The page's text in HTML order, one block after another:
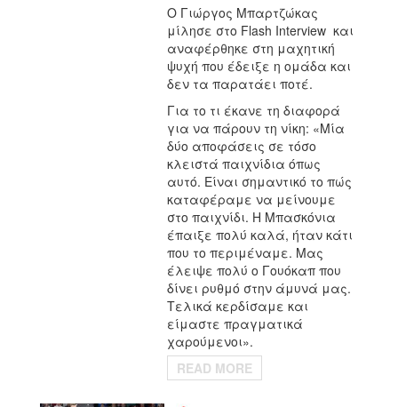
O Γιώργος Μπαρτζώκας
μίλησε στο Flash Interview και
αναφέρθηκε στη μαχητική
ψυχή που έδειξε η ομάδα και
δεν τα παρατάει ποτέ.
Για το τι έκανε τη διαφορά
για να πάρουν τη νίκη: «Μία
δύο αποφάσεις σε τόσο
κλειστά παιχνίδια όπως
αυτό. Είναι σημαντικό το πώς
καταφέραμε να μείνουμε
στο παιχνίδι. Η Μπασκόνια
έπαιξε πολύ καλά, ήταν κάτι
που το περιμέναμε. Μας
έλειψε πολύ ο Γουόκαπ που
δίνει ρυθμό στην άμυνά μας.
Τελικά κερδίσαμε και
είμαστε πραγματικά
χαρούμενοι».
READ MORE